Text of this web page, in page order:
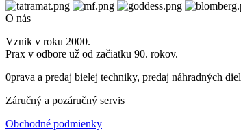
O nás
Vznik v roku 2000.
Prax v odbore už od začiatku 90. rokov.
0prava a predaj bielej techniky, predaj náhradných
Záručný a pozáručný servis
Obchodné podmienky